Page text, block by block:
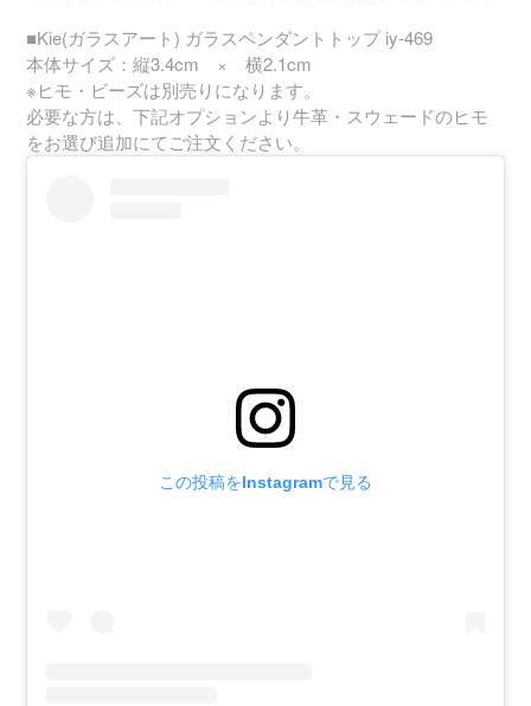
■Kie(ガラスアート) ガラスペンダントトップ iy-469
本体サイズ：縦3.4cm × 横2.1cm
※ヒモ・ビーズは別売りになります。
必要な方は、下記オプションより牛革・スウェードのヒモ
をお選び追加にてご注文ください。
この投稿をInstagramで見る